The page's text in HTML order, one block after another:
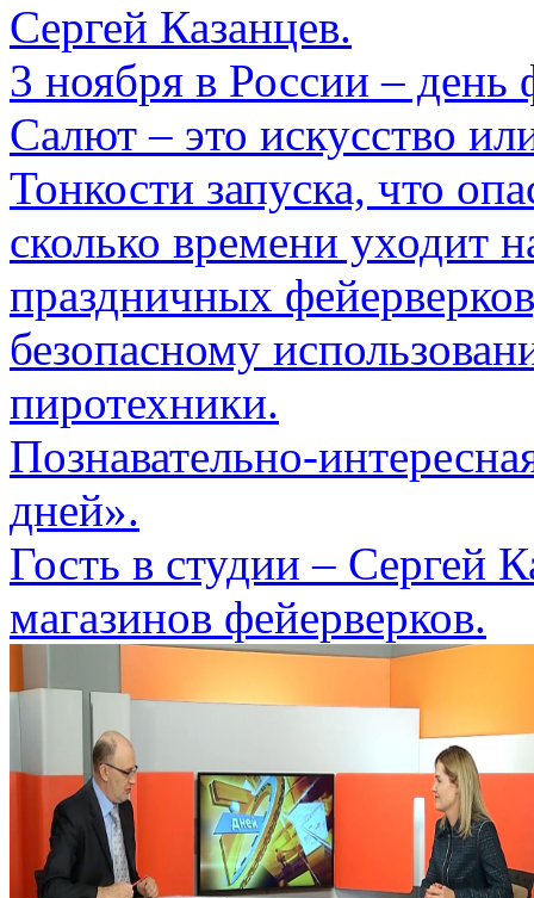
Сергей Казанцев.
3 ноября в России – день
Салют – это искусство
Тонкости запуска, что
сколько времени уходит
праздничных
безопасному
пиротехники.
Познавательно-
дней».
Гость в студии – Сергей
магазинов фейерверков.